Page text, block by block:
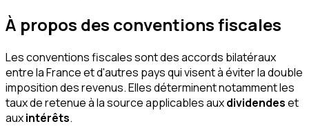
À propos des conventions fiscales
Les conventions fiscales sont des accords bilatéraux
entre la France et d'autres pays qui visent à éviter la double
imposition des revenus. Elles déterminent notamment les
taux de retenue à la source applicables auxdividendeset
auxintérêts.